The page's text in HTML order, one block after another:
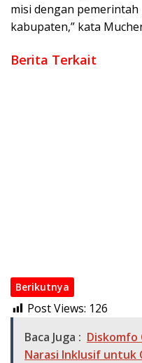
misi dengan
kabupaten,” kata
Berita Terkait
Berikutnya
Post Views: 126
Baca Juga : Diskomfo
Narasi Inklusif untuk